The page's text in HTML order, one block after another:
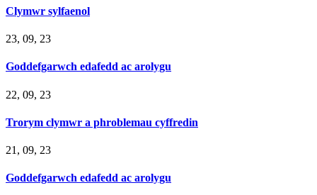
Clymwr sylfaenol
23, 09, 23
Goddefgarwch edafedd ac arolygu
22, 09, 23
Trorym clymwr a phroblemau cyffredin
21, 09, 23
Goddefgarwch edafedd ac arolygu